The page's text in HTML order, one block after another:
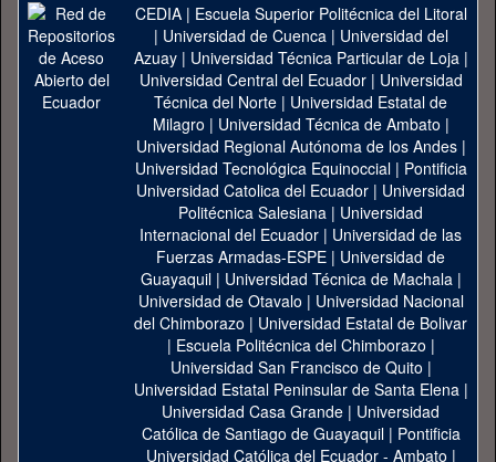
CEDIA| Escuela Superior Politécnica del Litoral
| Universidad de Cuenca| Universidad del
Azuay| Universidad Técnica Particular de Loja|
Universidad Central del Ecuador| Universidad
Técnica del Norte | Universidad Estatal de
Milagro | Universidad Técnica de Ambato |
Universidad Regional Autónoma de los Andes|
Universidad Tecnológica Equinoccial| Pontificia
Universidad Catolica del Ecuador | Universidad
Politécnica Salesiana | Universidad
Internacional del Ecuador | Universidad de las
Fuerzas Armadas-ESPE | Universidad de
Guayaquil| Universidad Técnica de Machala|
Universidad de Otavalo | Universidad Nacional
del Chimborazo | Universidad Estatal de Bolivar
| Escuela Politécnica del Chimborazo |
Universidad San Francisco de Quito |
Universidad Estatal Peninsular de Santa Elena|
Universidad Casa Grande | Universidad
Católica de Santiago de Guayaquil| Pontificia
Universidad Católica del Ecuador - Ambato |